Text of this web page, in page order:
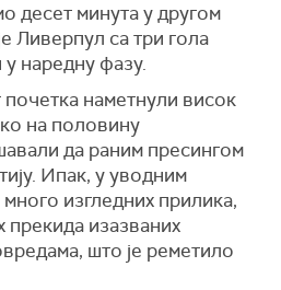
десет минута у другом
Ливерпул са три гола
наредну фазу.
наметнули висок
на половину
да раним пресингом
Ипак, у уводним
изгледних прилика,
прекида изазваних
што је реметило